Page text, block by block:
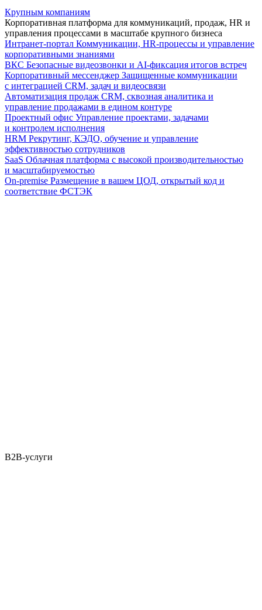
Крупным компаниям
Корпоративная платформа для коммуникаций, продаж, HR и
управления процессами в масштабе крупного бизнеса
Интранет-портал Коммуникации, HR-процессы и управление
корпоративными знаниями
ВКС Безопасные видеозвонки и AI-фиксация итогов встреч
Корпоративный мессенджер Защищенные коммуникации
с интеграцией CRM, задач и видеосвязи
Автоматизация продаж CRM, сквозная аналитика и
управление продажами в едином контуре
Проектный офис Управление проектами, задачами
и контролем исполнения
HRM Рекрутинг, КЭДО, обучение и управление
эффективностью сотрудников
SaaS Облачная платформа с высокой производительностью
и масштабируемостью
On-premise Размещение в вашем ЦОД, открытый код и
соответствие ФСТЭК
B2B-услуги